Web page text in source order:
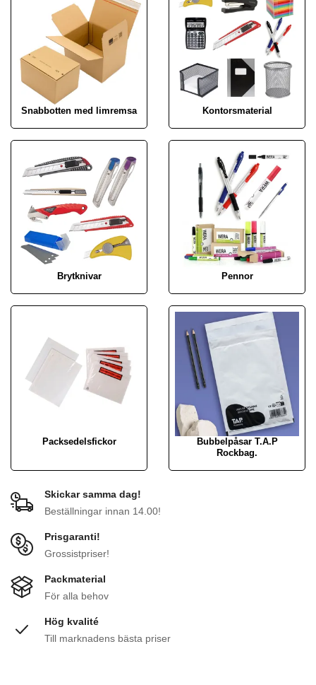
Snabbotten med limremsa Kontorsmaterial
Brytknivar Pennor
Packsedelsfickor
Bubbelpåsar T.A.P
Rockbag.
Skickar samma dag!
Beställningar innan 14.00!
Prisgaranti!
Grossistpriser!
Packmaterial
För alla behov
Hög kvalité
Till marknadens bästa priser